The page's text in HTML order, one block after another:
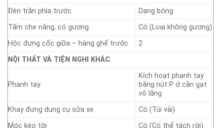
Đèn trần phía trước
Dạng bóng
Tấm che nắng, có gương
Có (Loại không gương)
Hộc đựng cốc giữa – hàng ghế trước
2
NỘI THẤT VÀ TIỆN NGHI KHÁC
Phanh tay
Kích hoạt phanh tay
bằng nút P ở cần gạt
vô lăng
Khay đựng dụng cụ sửa xe
Có (Túi vải)
Móc kéo tời
Có (Có thể tách rời)